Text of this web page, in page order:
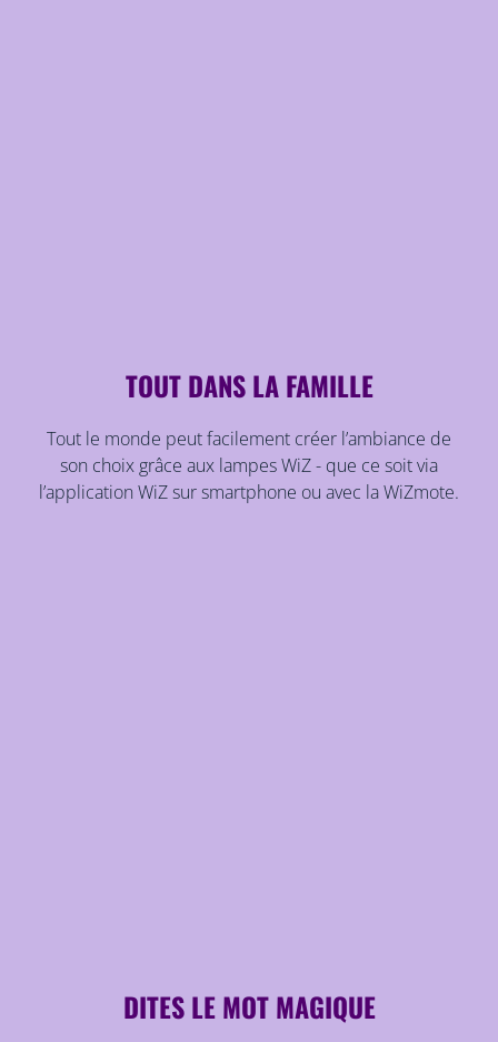
TOUT DANS LA FAMILLE
Tout le monde peut facilement créer l’ambiance de
son choix grâce aux lampes WiZ - que ce soit via
l’application WiZ sur smartphone ou avec la WiZmote.
DITES LE MOT MAGIQUE